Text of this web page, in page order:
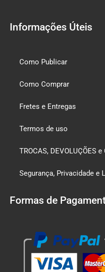
Informações Úteis
Como Publicar
Como Comprar
Fretes e Entregas
Termos de uso
TROCAS, DEVOLUÇÕES
Segurança, Privacidade e
Formas de